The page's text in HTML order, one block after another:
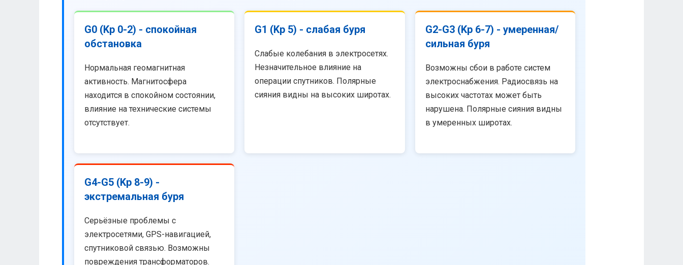
G0 (Kp 0-2) - спокойная
обстановка
Нормальная геомагнитная
активность. Магнитосфера
находится в спокойном состоянии,
влияние на технические системы
отсутствует.
G1 (Kp 5) - слабая буря
Слабые колебания в электросетях.
Незначительное влияние на
операции спутников. Полярные
сияния видны на высоких широтах.
G2-G3 (Kp 6-7) - умеренная/
сильная буря
Возможны сбои в работе систем
электроснабжения. Радиосвязь на
высоких частотах может быть
нарушена. Полярные сияния видны
в умеренных широтах.
G4-G5 (Kp 8-9) -
экстремальная буря
Серьёзные проблемы с
электросетями, GPS-навигацией,
спутниковой связью. Возможны
повреждения трансформаторов.